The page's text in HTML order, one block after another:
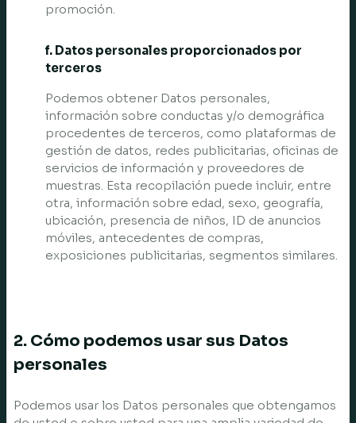
promoción.
f. Datos personales proporcionados por
terceros
Podemos obtener Datos personales,
información sobre conductas y/o demográfica
procedentes de terceros, como plataformas de
gestión de datos, redes publicitarias, oficinas de
servicios de información y proveedores de
muestras. Esta recopilación puede incluir, entre
otra, información sobre edad, sexo, geografía,
ubicación, presencia de niños, ID de anuncios
móviles, antecedentes de compras,
exposiciones publicitarias, segmentos similares.
2. Cómo podemos usar sus Datos
personales
Podemos usar los Datos personales que obtengamos